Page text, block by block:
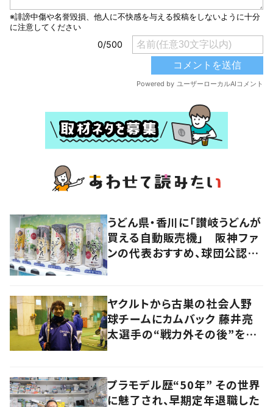
うどん県・香川に「讃岐うどんが
買える自動販売機」 阪神ファ
ンの代表おすすめ、球団公認カ
ヤクルトから古巣の社会人野
球チームにカムバック 藤井亮
太選手の“戦力外その後”を追
プラモデル歴“50年” その世界
に魅了され、早期定年退職した